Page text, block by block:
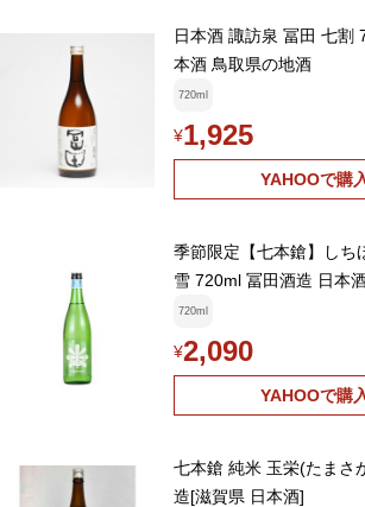
日本酒 諏訪泉 冨田 七割
本酒 鳥取県の地酒
720ml
¥1,925
YAHOOで購
季節限定【七本鎗】しち
720ml
¥2,090
YAHOOで購
七本鎗 純米 玉栄(たまさ
造[滋賀県 日本酒]